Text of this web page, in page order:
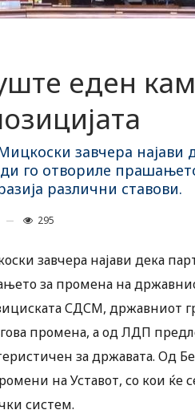
еден
завчера најави
го отвориле
различни ставови.
295
завчера најави дека
за промена на
СДСМ, државниот
промена, а од ЛДП
за државата. Од
на Уставот, со кои
систем.